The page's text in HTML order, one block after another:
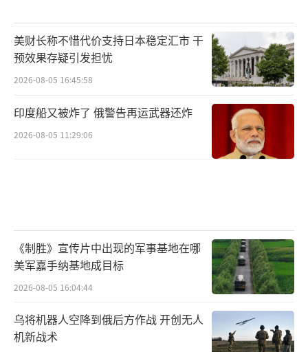
美财长称不惜代价支持日本稳定汇市 干
预效果存疑引发担忧
2026-08-05 16:45:58
印度船又被炸了 俄警告再运武器还炸
2026-08-05 11:29:06
《制胜》宣传片中出现的军事基地在哪
美军嘉手纳基地成目标
2026-08-05 16:04:44
乌将机器人空降到俄后方作战 开创无人
机新战术